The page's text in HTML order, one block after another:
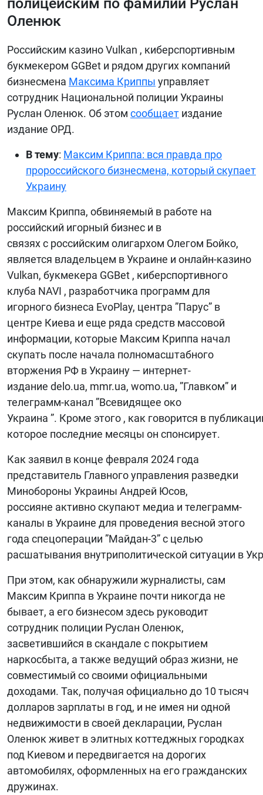
БИБЛИОТЕКА
ФОТО
полицейским по фамилии Руслан
Оленюк
Российским казино Vulkan , киберспортивным
букмекером GGBet и рядом других компаний
бизнесмена Максима Криппы управляет
сотрудник Национальной полиции Украины
Руслан Оленюк. Об этом сообщает издание
издание ОРД.
В тему: Максим Криппа: вся правда про
пророссийского бизнесмена, который скупает
Украину
Максим Криппа, обвиняемый в работе на
российский игорный бизнес и в
связях с российским олигархом Олегом Бойко,
является владельцем в Украине и онлайн-казино
Vulkan, букмекера GGBet , киберспортивного
клуба NAVI , разработчика программ для
игорного бизнеса EvoPlay, центра ”Парус” в
центре Киева и еще ряда средств массовой
информации, которые Максим Криппа начал
скупать после начала полномасштабного
вторжения РФ в Украину — интернет-
издание delo.ua, mmr.ua, womo.ua,”Главком” и
телеграмм-канал ”Всевидящее око
Украина ”. Кроме этого , как говорится в
которое последние месяцы он спонсирует.
Как заявил в конце февраля 2024 года
представитель Главного управления разведки
Минобороны Украины Андрей Юсов,
россияне активно скупают медиа и телеграмм-
каналы в Украине для проведения весной этого
года спецоперации ”Майдан-3” с целью
расшатывания внутриполитической ситуации в
При этом, как обнаружили журналисты, сам
Максим Криппа в Украине почти никогда не
бывает, а его бизнесом здесь руководит
сотрудник полиции Руслан Оленюк,
засветившийся в скандале с покрытием
наркосбыта, а также ведущий образ жизни, не
совместимый со своими официальными
доходами. Так, получая официально до 10 тысяч
долларов зарплаты в год, и не имея ни одной
недвижимости в своей декларации, Руслан
Оленюк живет в элитных коттеджных городках
под Киевом и передвигается на дорогих
автомобилях, оформленных на его гражданских
дружинах.